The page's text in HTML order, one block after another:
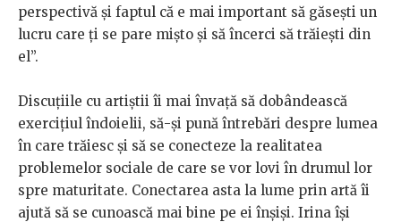
perspectivă și faptul că e mai important să găsești un
lucru care ți se pare mișto și să încerci să trăiești din
el”.
Discuțiile cu artiștii îi mai învață să dobândească
exercițiul îndoielii, să-și pună întrebări despre lumea
în care trăiesc și să se conecteze la realitatea
problemelor sociale de care se vor lovi în drumul lor
spre maturitate. Conectarea asta la lume prin artă îi
ajută să se cunoască mai bine pe ei înșiși. Irina își